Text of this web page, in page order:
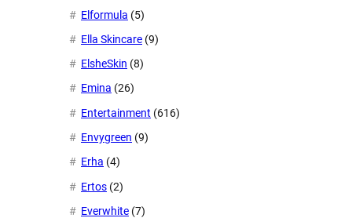
Elformula (5)
Ella Skincare (9)
ElsheSkin (8)
Emina (26)
Entertainment (616)
Envygreen (9)
Erha (4)
Ertos (2)
Everwhite (7)